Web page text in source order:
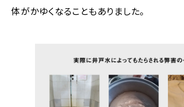
体がかゆくなることもありました。